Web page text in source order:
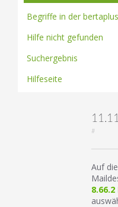
Begriffe in der bertaplus
Hilfe nicht gefunden
Suchergebnis
Hilfeseite
#
Auf